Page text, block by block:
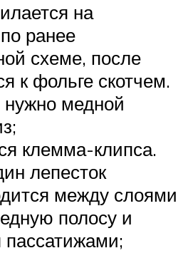
на
ранее
схеме, после
к фольге скотчем.
медной
клемма-клипса.
лепесток
между слоями
полосу и